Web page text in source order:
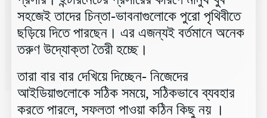
সহজেই তাদের চিন্তা-ভাবনাগুলোকে পুরো পৃথিবীতে
ছড়িয়ে দিতে পারছেন। এর এজন্যই বর্তমানে অনেক
তরুণ উদ্যোক্তা তৈরী হচ্ছে।
তারা বার বার দেখিয়ে দিচ্ছেন- নিজেদের
আইডিয়াগুলোকে সঠিক সময়ে, সঠিকভাবে ব্যবহার
করতে পারলে, সফলতা পাওয়া কঠিন কিছু নয় ।